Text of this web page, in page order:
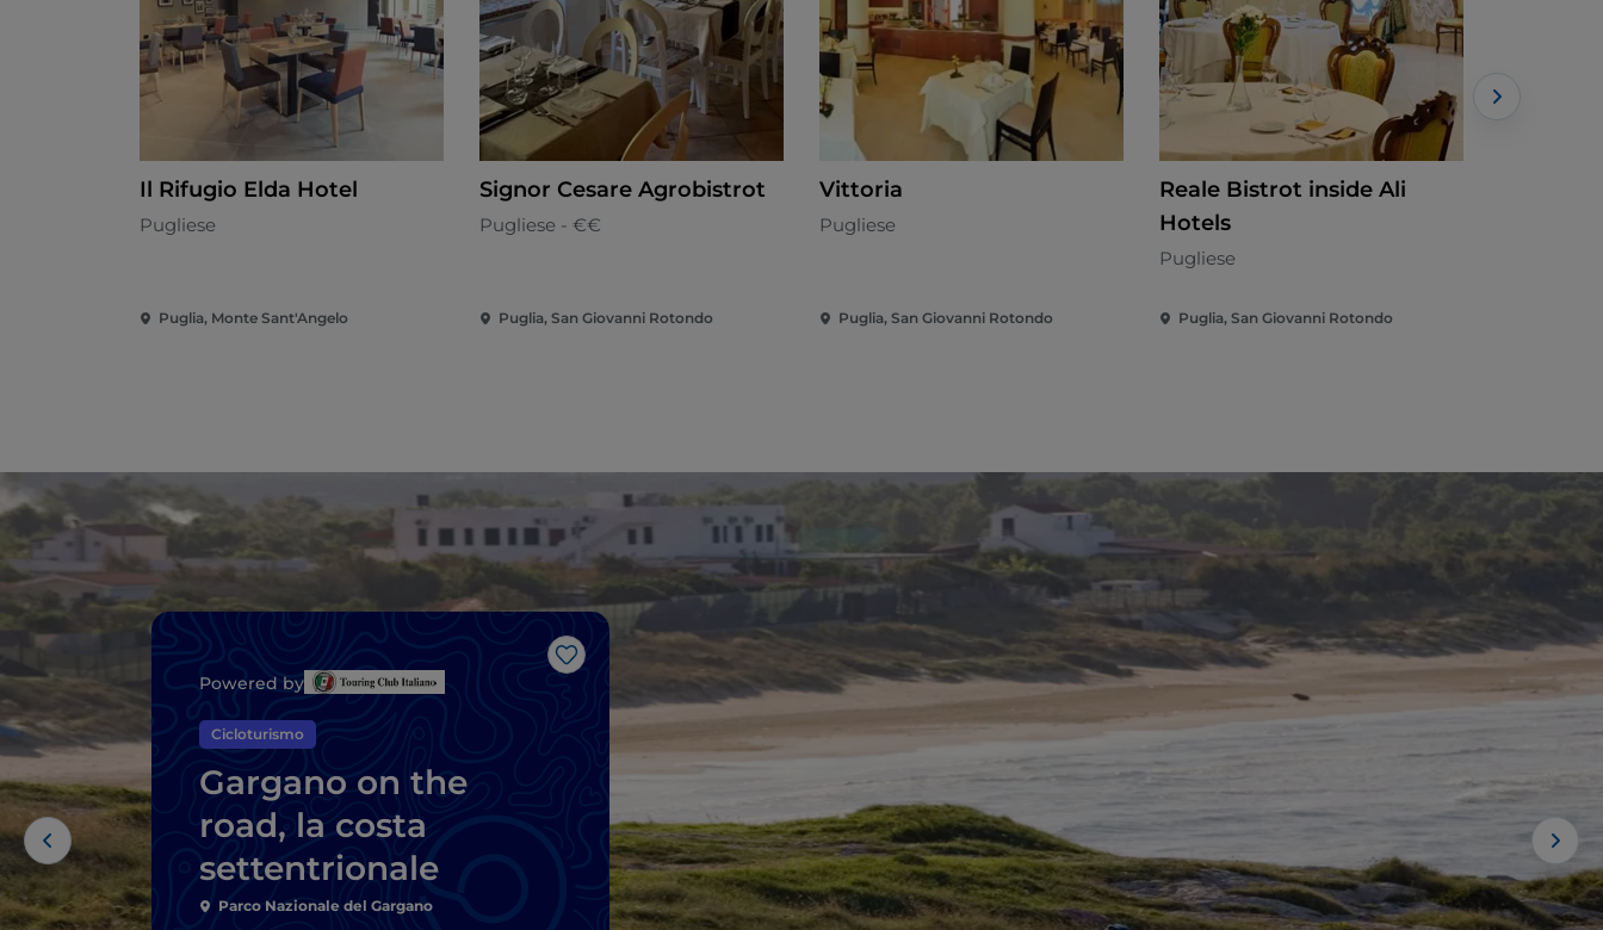
Il Rifugio Elda Hotel
Pugliese
Puglia, Monte Sant'Angelo
Signor Cesare Agrobistrot
Pugliese - €€
Puglia, San Giovanni Rotondo
Vittoria
Pugliese
Puglia, San Giovanni Rotondo
Reale Bistrot inside Ali
Hotels
Pugliese
Puglia, San Giovanni Rotondo
Like
Powered by
Cicloturismo
Gargano on the
road, la costa
settentrionale
Parco Nazionale del Gargano